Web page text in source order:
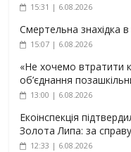
15:31 | 6.08.2026
Смертельна знахідка
15:07 | 6.08.2026
«Не хочемо втратити
об’єднання
13:00 | 6.08.2026
Екоінспекція
Золота Липа: за справу
12:33 | 6.08.2026